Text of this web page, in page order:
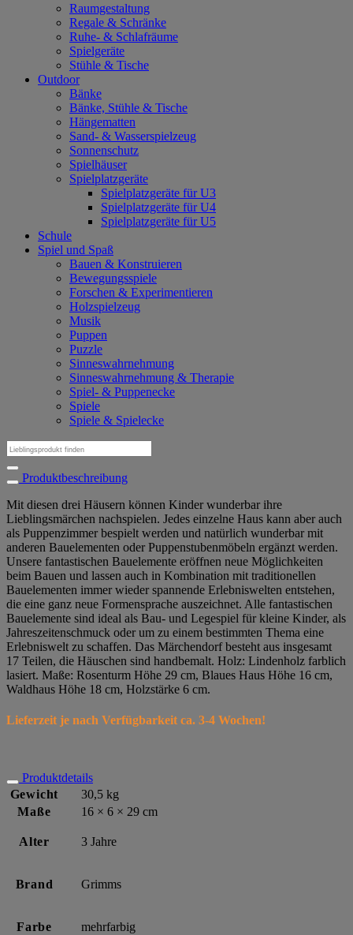
Raumgestaltung
Regale & Schränke
Ruhe- & Schlafräume
Spielgeräte
Stühle & Tische
Outdoor
Bänke
Bänke, Stühle & Tische
Hängematten
Sand- & Wasserspielzeug
Sonnenschutz
Spielhäuser
Spielplatzgeräte
Spielplatzgeräte für U3
Spielplatzgeräte für U4
Spielplatzgeräte für U5
Schule
Spiel und Spaß
Bauen & Konstruieren
Bewegungsspiele
Forschen & Experimentieren
Holzspielzeug
Musik
Puppen
Puzzle
Sinneswahrnehmung
Sinneswahrnehmung & Therapie
Spiel- & Puppenecke
Spiele
Spiele & Spielecke
Suchen
nach:
Produktbeschreibung
Mit diesen drei Häusern können Kinder wunderbar ihre
Lieblingsmärchen nachspielen. Jedes einzelne Haus kann aber auch
als Puppenzimmer bespielt werden und natürlich wunderbar mit
anderen Bauelementen oder Puppenstubenmöbeln ergänzt werden.
Unsere fantastischen Bauelemente eröffnen neue Möglichkeiten
beim Bauen und lassen auch in Kombination mit traditionellen
Bauelementen immer wieder spannende Erlebniswelten entstehen,
die eine ganz neue Formensprache auszeichnet. Alle fantastischen
Bauelemente sind ideal als Bau- und Legespiel für kleine Kinder, als
Jahreszeitenschmuck oder um zu einem bestimmten Thema eine
Erlebniswelt zu schaffen. Das Märchendorf besteht aus insgesamt
17 Teilen, die Häuschen sind handbemalt. Holz: Lindenholz farblich
lasiert. Maße: Rosenturm Höhe 29 cm, Blaues Haus Höhe 16 cm,
Waldhaus Höhe 18 cm, Holzstärke 6 cm.
Lieferzeit je nach Verfügbarkeit ca. 3-4 Wochen!
Produktdetails
Gewicht
30,5 kg
Maße
16 × 6 × 29 cm
Alter 3 Jahre
Brand Grimms
Farbe mehrfarbig